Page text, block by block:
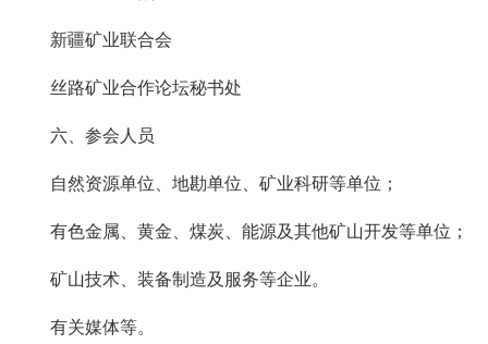
新疆矿业联合会
丝路矿业合作论坛秘书处
六、参会人员
自然资源单位、地勘单位、矿业科研等单位；
有色金属、黄金、煤炭、能源及其他矿山开发等单位；
矿山技术、装备制造及服务等企业。
有关媒体等。